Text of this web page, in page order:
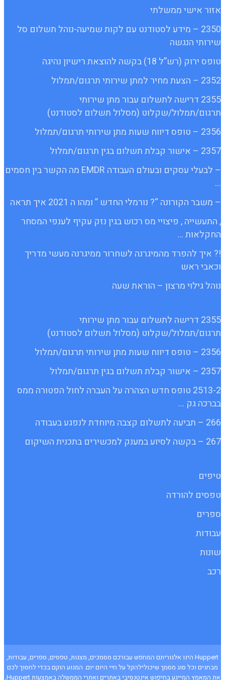
אזור אישי ממשלתי
2350 – מידע לסטודנט עם לקות שמיעה-נוהל תשלום סל
שירותי הנגשה
טופס ירוק (רש”ל 18) בקשה להוצאת רישיון נהיגה
2352 – הצעת מחיר למתן שירותי תרגום/תמלול
2355 דרישה לתשלום עבור מתן שירותי
תרגום/תמלול/שקלוט (מסלול תשלום לסטודנט)
2356 – טופס דיווח שעות מתן שירותי תרגום/תמלול
2357 – אישור קבלת תשלום בגין תרגום/תמלול
– לבעלי עסקים ובעולם העבודה EMDR מה הקשר בין חסמים
…
– משבר הקורונה “? נורמלי החדש ” ומהו ה 2021 איך תראה
, התעשייה , פיצויי מס רכוש בגין נזק עקיף לענפי המסחר
החקלאות …
!? איך להפרד מהמיגרנה לשחרור ממיגרנה מעשי מדריך
וכאבי ראש
נוהל גילוי מרצון – הוראת שעה
2355 דרישה לתשלום עבור מתן שירותי
תרגום/תמלול/שקלוט (מסלול תשלום לסטודנט)
2356 – טופס דיווח שעות מתן שירותי תרגום/תמלול
2357 – אישור קבלת תשלום בגין תרגום/תמלול
2513-2 טופס חדש הצהרה על העברה לחול הפטורה ממס
בברכה גק …
266 – תביעה לתשלום קצבה מיוחדת לנפגע בעבודה
267 – בקשה לסיוע במענק למכשירים בתכנית השיקום
טיפים
טפסים להורדה
ספרים
עבודות
שונות
רכב
Huppert הינו אלגוריתם המחפש עבורכם מסמכים, מצגות, טפסים, ספרים, עבודות,
מבחנים וכל סוג מסמך שיכולילהקל על חיי היום יום. המנוע הוקם בכדי לחסוך לכם
את המאמץ המייגע בחיפוש אינטנסיבי באתרים ואתרי הממשלה באמצעות Huppert,